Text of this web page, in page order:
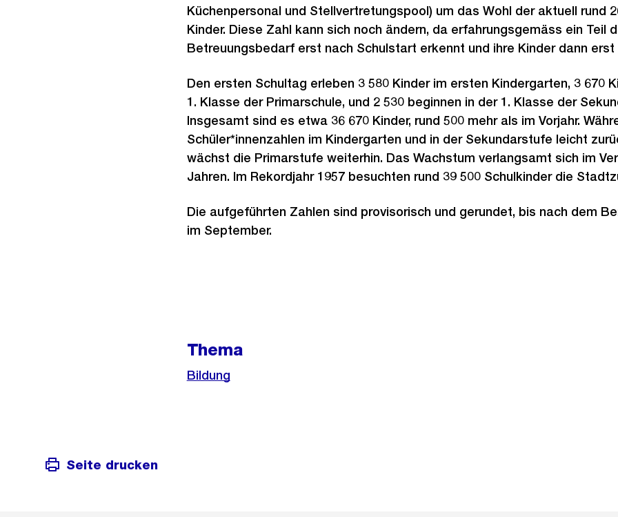
Küchenpersonal und Stellvertretungspool) um das Wohl der aktuell rund
Kinder. Diese Zahl kann sich noch ändern, da erfahrungsgemäss ein Teil
Betreuungsbedarf erst nach Schulstart erkennt und ihre Kinder dann erst
Den ersten Schultag erleben 3 580 Kinder im ersten Kindergarten, 3 670
1. Klasse der Primarschule, und 2 530 beginnen in der 1. Klasse der
Insgesamt sind es etwa 36 670 Kinder, rund 500 mehr als im Vorjahr.
Schüler*innenzahlen im Kindergarten und in der Sekundarstufe leicht
wächst die Primarstufe weiterhin. Das Wachstum verlangsamt sich im
Jahren. Im Rekordjahr 1957 besuchten rund 39 500 Schulkinder die
Die aufgeführten Zahlen sind provisorisch und gerundet, bis nach dem
im September.
Thema
Bildung
Seite drucken